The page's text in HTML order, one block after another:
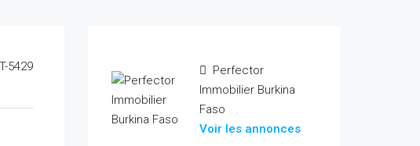
5429
Perfector
Immobilier Burkina
Faso
Voir les annonces